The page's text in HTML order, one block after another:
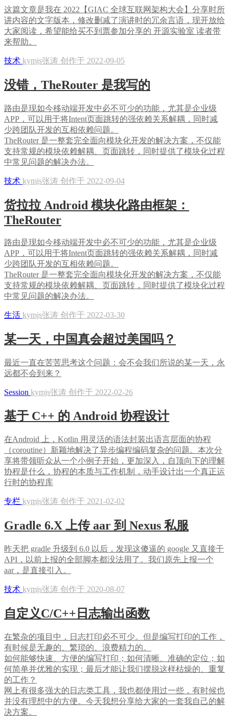
这篇文章是我在 2022【GIAC 全球互联网架构大会】分享时所
讲内容的文字版本，修改删减了演讲时的冗余言语，现开放给
大家阅读，希望能给买不到票参加分享的 开源实验室 读者带
来帮助。
技术 kymjs张涛 创作于 2022-09-05
没错，TheRouter 是我写的
路由是现如今移动端开发中必不可少的功能，尤其是企业级
APP，可以用于将Intent页面跳转的强依赖关系解耦，同时减
少跨团队开发的互相依赖问题。
TheRouter 是一整套完全面向模块化开发的解决方案，不仅能
支持常规的模块依赖解耦、页面跳转，同时提供了模块化过程
中常见问题的解决办法。
技术 kymjs张涛 创作于 2022-09-04
货拉拉 Android 模块化路由框架：
TheRouter
路由是现如今移动端开发中必不可少的功能，尤其是企业级
APP，可以用于将Intent页面跳转的强依赖关系解耦，同时减
少跨团队开发的互相依赖问题。
TheRouter 是一整套完全面向模块化开发的解决方案，不仅能
支持常规的模块依赖解耦、页面跳转，同时提供了模块化过程
中常见问题的解决办法。
生活 kymjs张涛 创作于 2022-03-30
某一天，中国真会超过美国吗？
最近一直在苦苦思考这个问题：会不会我们所说的某一天，永
远都不会到来？
Session kymjs张涛 创作于 2022-02-26
基于 C++ 的 Android 协程设计
在Android 上，Kotlin 用灵活的语法封装出语言层面的协程
（coroutine）新颖地解决了异步编程编码复杂的问题。本次分
享将带领听众从一个小例子开始，更加深入，自顶向下的理解
协程是什么，协程的本质与工作机制，动手设计出一个真正运
行时的协程库
专栏 kymjs张涛 创作于 2021-02-02
Gradle 6.X 上传 aar 到 Nexus 私服
昨天把 gradle 升级到 6.0 以后，发现这傻逼的 google 又直接干
API，以前上报的全部脚本都没法用了。我们原先上报一个
aar，是直接引入。
技术 kymjs张涛 创作于 2020-08-07
自定义C/C++日志输出函数
在繁杂的项目中，日志打印必不可少。但是编写打印的工作，
有时候是无趣的、繁琐的、浪费精力的。
如何能够快速、方便的编写打印；如何清晰、准确的定位；如
何简单并优雅的实现；最后才能让我们摆脱这样枯燥的、重复
的工作？
网上有很多强大的日志类工具，我也都使用过一些，有时候也
并没有理想中的方便。今天我想分享给大家的一套我自己的解
决方案。